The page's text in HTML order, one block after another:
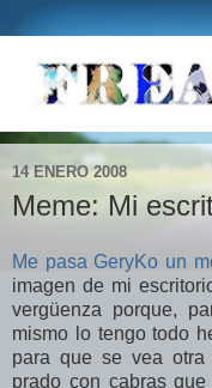
14 ENERO 2008
Meme: Mi
Me pasa GeryKo un
imagen de mi
vergüenza porque,
mismo lo tengo todo
para que se vea
prado con cabras